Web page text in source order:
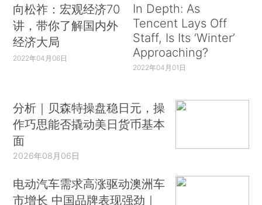
向松祚：宏观经济70
讲，带你了解国内外
经济大局
2022年04月06日
In Depth: As
Tencent Lays Off
Staff, Is Its ‘Winter’
Approaching?
2022年04月01日
分析｜贝森特操盘稳日元，操
作巧思能否撬动美日货币基本
面
2026年08月06日
电动汽车需求高涨驱动澳洲车
市增长 中国品牌表现强劲｜